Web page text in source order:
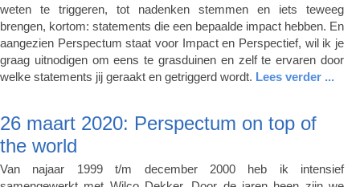
weten te triggeren, tot nadenken stemmen en iets teweeg
brengen, kortom: statements die een bepaalde impact hebben. En
aangezien Perspectum staat voor Impact en Perspectief, wil ik je
graag uitnodigen om eens te grasduinen en zelf te ervaren door
welke statements jij geraakt en getriggerd wordt. Lees verder ...
26 maart 2020: Perspectum on top of
the world
Van najaar 1999 t/m december 2000 heb ik intensief